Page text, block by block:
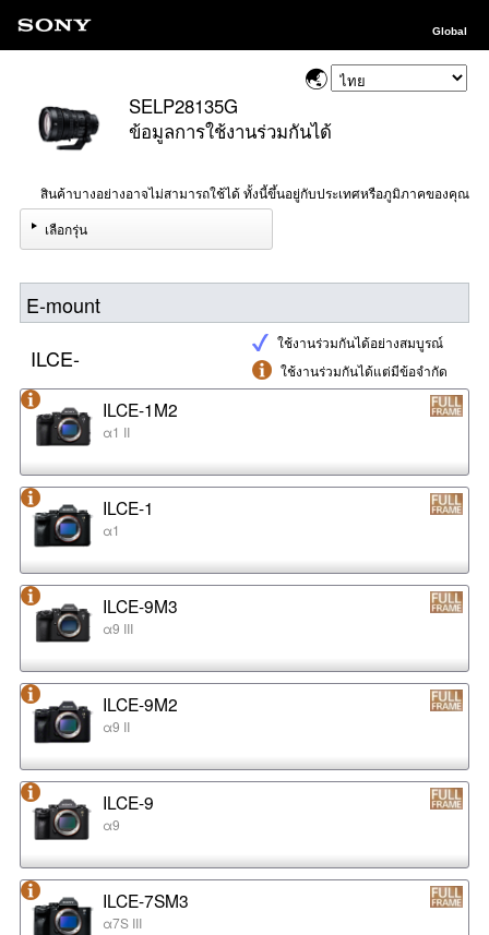
Global
SELP28135G
ข้อมูลการใช้งานร่วมกันได้
สินค้าบางอย่างอาจไม่สามารถใช้ได้ ทั้งนี้ขึ้นอยู่กับประเทศหรือภูมิภาคของคุณ
เลือกรุ่น
E-mount
ใช้งานร่วมกันได้อย่างสมบูรณ์
ใช้งานร่วมกันได้แต่มีข้อจำกัด
ILCE-
ILCE-1M2
α1 II
ILCE-1
α1
ILCE-9M3
α9 III
ILCE-9M2
α9 II
ILCE-9
α9
ILCE-7SM3
α7S III